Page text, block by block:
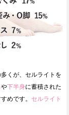
くが、セルライトを
や下半身に蓄積された
めです。 セルライト